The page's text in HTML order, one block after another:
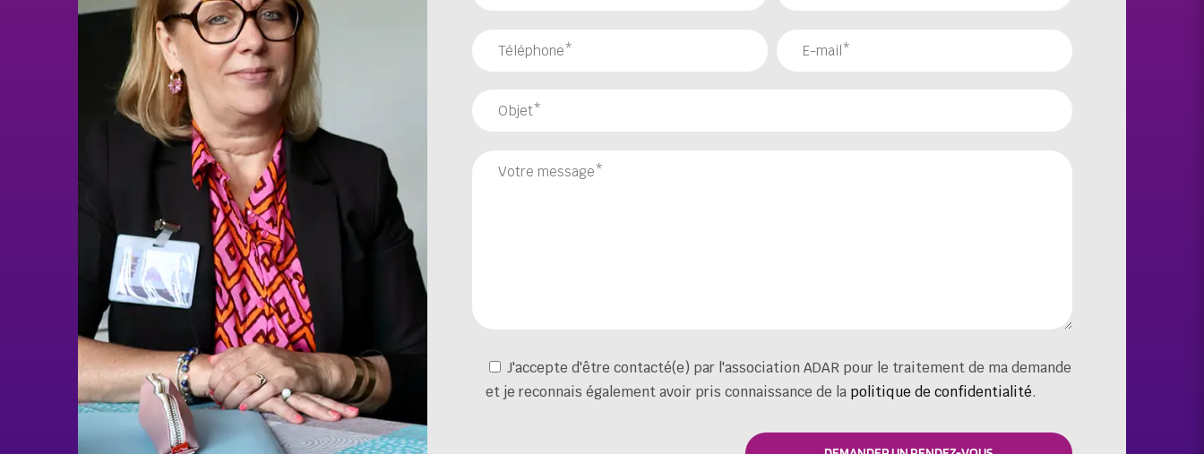
J'accepte d'être contacté(e) par l'association ADAR pour le traitement de ma demande
et je reconnais également avoir pris connaissance de la politique de confidentialité.